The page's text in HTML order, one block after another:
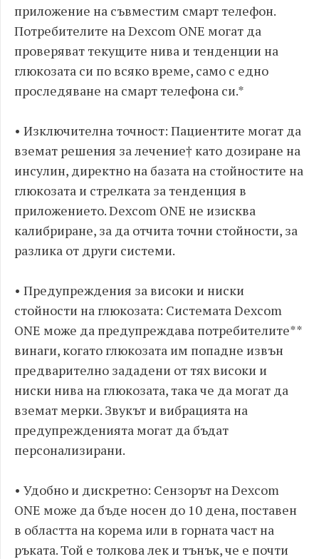
приложение на съвместим смарт телефон.
Потребителите на Dexcom ONE могат да
проверяват текущите нива и тенденции на
глюкозата си по всяко време, само с едно
проследяване на смарт телефона си.*
• Изключителна точност: Пациентите могат да
вземат решения за лечение† като дозиране на
инсулин, директно на базата на стойностите на
глюкозата и стрелката за тенденция в
приложението. Dexcom ONE не изисква
калибриране, за да отчита точни стойности, за
разлика от други системи.
• Предупреждения за високи и ниски
стойности на глюкозата: Системата Dexcom
ONE може да предупреждава потребителите**
винаги, когато глюкозата им попадне извън
предварително зададени от тях високи и
ниски нива на глюкозата, така че да могат да
вземат мерки. Звукът и вибрацията на
предупрежденията могат да бъдат
персонализирани.
• Удобно и дискретно: Сензорът на Dexcom
ONE може да бъде носен до 10 дена, поставен
в областта на корема или в горната част на
ръката. Той е толкова лек и тънък, че е почти